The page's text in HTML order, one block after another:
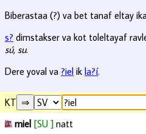
Biberastaa (?) va bet tanaf eltay
s? dimstakser va kot toleltayaf
sú, su.
Dere yoval va ?iel ik la?í.
KT
miel [SU ] natt